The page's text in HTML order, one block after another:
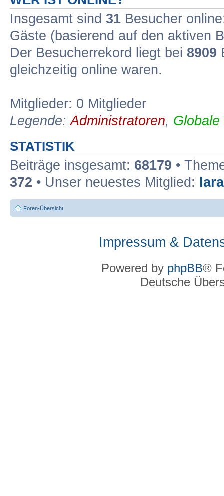
Insgesamt sind 31 Besucher
Gäste (basierend auf den aktiven
Der Besucherrekord liegt bei 8909
gleichzeitig online waren.
Mitglieder: 0 Mitglieder
Legende:Administratoren,
STATISTIK
Beiträge insgesamt: 68179 •
372 • Unser neuestes Mitglied:
Foren-Übersicht
Impressum &
Powered by phpBB®
Deutsche